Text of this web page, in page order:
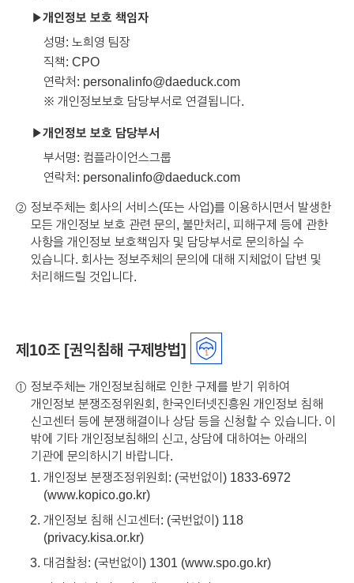
개인정보 보호 책임자
성명: 노희영 팀장
직책: CPO
연락처: personalinfo@daeduck.com
※ 개인정보보호 담당부서로 연결됩니다.
개인정보 보호 담당부서
부서명: 컴플라이언스그룹
연락처: personalinfo@daeduck.com
② 정보주체는 회사의 서비스(또는 사업)를 이용하시면서 발생한
모든 개인정보 보호 관련 문의, 불만처리, 피해구제 등에 관한
사항을 개인정보 보호책임자 및 담당부서로 문의하실 수
있습니다. 회사는 정보주체의 문의에 대해 지체없이 답변 및
처리해드릴 것입니다.
제10조 [권익침해 구제방법]
① 정보주체는 개인정보침해로 인한 구제를 받기 위하여
개인정보 분쟁조정위원회, 한국인터넷진흥원 개인정보 침해
신고센터 등에 분쟁해결이나 상담 등을 신청할 수 있습니다. 이
밖에 기타 개인정보침해의 신고, 상담에 대하여는 아래의
기관에 문의하시기 바랍니다.
개인정보 분쟁조정위원회: (국번없이) 1833-6972
(www.kopico.go.kr)
개인정보 침해 신고센터: (국번없이) 118
(privacy.kisa.or.kr)
대검찰청: (국번없이) 1301 (www.spo.go.kr)